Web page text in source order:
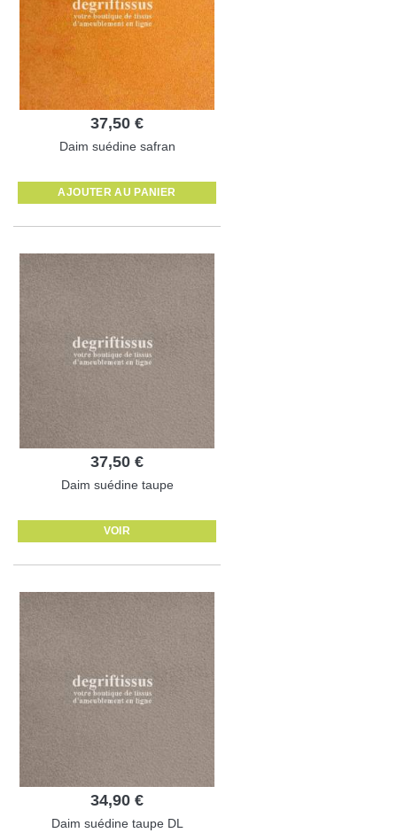
37,50 €
Daim suédine safran
AJOUTER AU PANIER
37,50 €
Daim suédine taupe
VOIR
34,90 €
Daim suédine taupe DL